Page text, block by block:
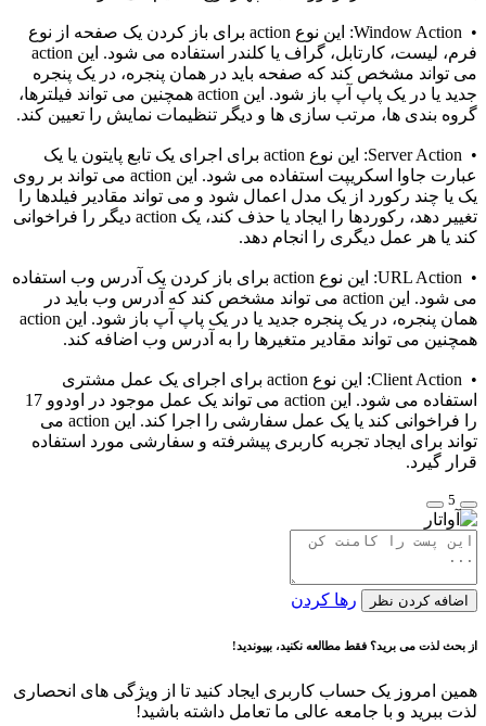
• Window Action: این نوع action برای باز کردن یک صفحه از نوع
فرم، لیست، کارتابل، گراف یا کلندر استفاده می شود. این action
می تواند مشخص کند که صفحه باید در همان پنجره، در یک پنجره
جدید یا در یک پاپ آپ باز شود. این action همچنین می تواند فیلترها،
گروه بندی ها، مرتب سازی ها و دیگر تنظیمات نمایش را تعیین کند.
• Server Action: این نوع action برای اجرای یک تابع پایتون یا یک
عبارت جاوا اسکریپت استفاده می شود. این action می تواند بر روی
یک یا چند رکورد از یک مدل اعمال شود و می تواند مقادیر فیلدها را
تغییر دهد، رکوردها را ایجاد یا حذف کند، یک action دیگر را فراخوانی
کند یا هر عمل دیگری را انجام دهد.
• URL Action: این نوع action برای باز کردن یک آدرس وب استفاده
می شود. این action می تواند مشخص کند که آدرس وب باید در
همان پنجره، در یک پنجره جدید یا در یک پاپ آپ باز شود. این action
همچنین می تواند مقادیر متغیرها را به آدرس وب اضافه کند.
• Client Action: این نوع action برای اجرای یک عمل مشتری
استفاده می شود. این action می تواند یک عمل موجود در اودوو 17
را فراخوانی کند یا یک عمل سفارشی را اجرا کند. این action می
تواند برای ایجاد تجربه کاربری پیشرفته و سفارشی مورد استفاده
قرار گیرد.
5
اضافه کردن نظر رها کردن
از بحث لذت می برید؟ فقط مطالعه نکنید، بپیوندید!
همین امروز یک حساب کاربری ایجاد کنید تا از ویژگی های انحصاری
لذت ببرید و با جامعه عالی ما تعامل داشته باشید!